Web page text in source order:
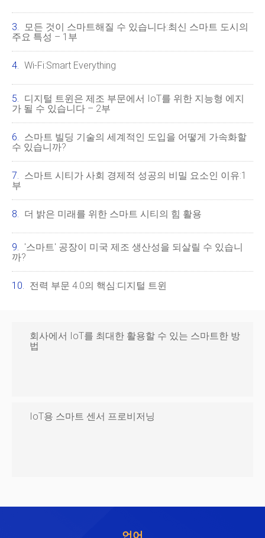
모든 것이 스마트해질 수 있습니다:최신 스마트 도시의
주요 특성 – 1부
Wi-Fi:Smart Everything
디지털 트윈은 제조 부문에서 IoT를 위한 지능형 에지
가 될 수 있습니다 – 2부
스마트 빌딩 기술의 세계적인 도입을 어떻게 가속화할
수 있습니까?
스마트 시티가 사회 경제적 성공의 비밀 요소인 이유:1
부
더 밝은 미래를 위한 스마트 시티의 힘 활용
'스마트' 공장이 미국 제조 생산성을 되살릴 수 있습니
까?
전력 부문 4.0의 핵심:디지털 트윈
회사에서 IoT를 최대한 활용할 수 있는 스마트한 방
법
IoT용 스마트 센서 프로비저닝
언어